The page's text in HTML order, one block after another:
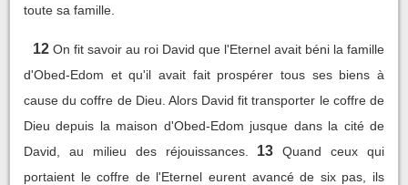
toute sa famille.
12 On fit savoir au roi David que l'Eternel avait béni la famille
d'Obed-Edom et qu'il avait fait prospérer tous ses biens à
cause du coffre de Dieu. Alors David fit transporter le coffre de
Dieu depuis la maison d'Obed-Edom jusque dans la cité de
David, au milieu des réjouissances.
13
Quand ceux qui
portaient le coffre de l'Eternel eurent avancé de six pas, ils